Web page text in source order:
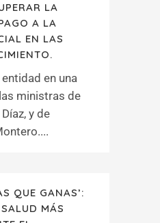
LA
A LA
EN LAS
en una
ministras de
y de
QUE GANAS’:
MÁS